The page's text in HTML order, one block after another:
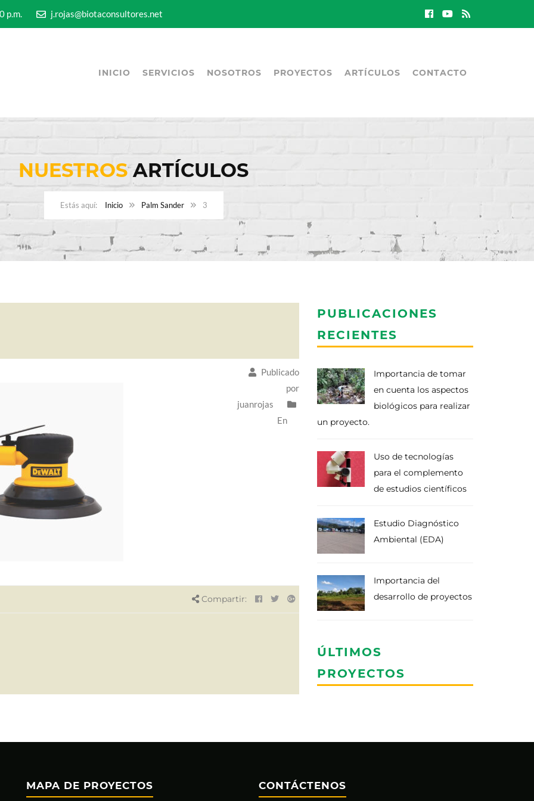
p.m. j.rojas@biotaconsultores.net
INICIO SERVICIOS NOSOTROS PROYECTOS ARTÍCULOS CONTACTO
NUESTROSARTÍCULOS
Inicio Palm Sander 3
Publicado
por
juanrojas
En
Compartir:
PUBLICACIONES
RECIENTES
Importancia de tomar
en cuenta los aspectos
biológicos para realizar
un proyecto.
Uso de tecnologías
para el complemento
de estudios científicos
Estudio Diagnóstico
Ambiental (EDA)
Importancia del
desarrollo de proyectos
ÚLTIMOS
PROYECTOS
MAPA DE PROYECTOS CONTÁCTENOS